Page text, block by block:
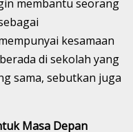
membantu seorang
kesamaan
di sekolah yang
sama, sebutkan juga
Masa Depan